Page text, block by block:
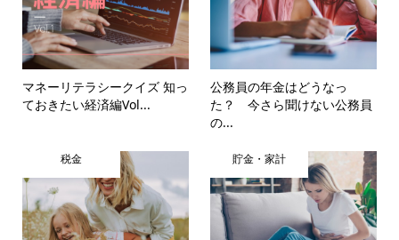
マネーリテラシークイズ 知っ
ておきたい経済編Vol...
公務員の年金はどうなっ
た？ 今さら聞けない公務員
の...
税金 貯金・家計